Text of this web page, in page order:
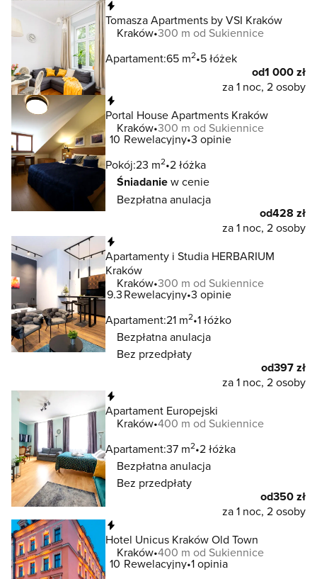
Tomasza Apartments by VSI Kraków
Kraków 300 m od Sukiennice
Apartament:65 m2 5 łóżek
od1 000 zł
za 1 noc, 2 osoby
Portal House Apartments Kraków
Kraków 300 m od Sukiennice
10 Rewelacyjny 3 opinie
Pokój:23 m2 2 łóżka
Śniadaniew cenie
Bezpłatna anulacja
od428 zł
za 1 noc, 2 osoby
Apartamenty i Studia HERBARIUM
Kraków
Kraków 300 m od Sukiennice
9.3Rewelacyjny 3 opinie
Apartament:21 m2 1 łóżko
Bezpłatna anulacja
Bez przedpłaty
od397 zł
za 1 noc, 2 osoby
Apartament Europejski
Kraków 400 m od Sukiennice
Apartament:37 m2 2 łóżka
Bezpłatna anulacja
Bez przedpłaty
od350 zł
za 1 noc, 2 osoby
Hotel Unicus Kraków Old Town
Kraków 400 m od Sukiennice
10 Rewelacyjny 1 opinia